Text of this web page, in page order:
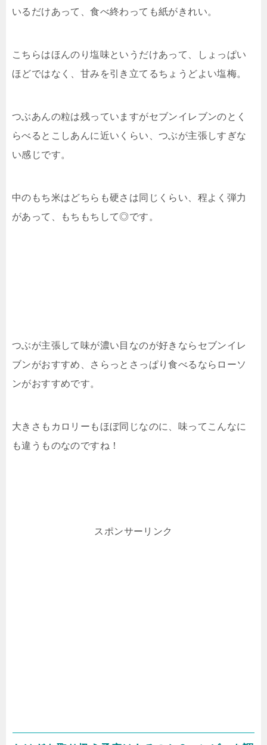
いるだけあって、食べ終わっても紙がきれい。
こちらはほんのり塩味というだけあって、しょっぱい
ほどではなく、甘みを引き立てるちょうどよい塩梅。
つぶあんの粒は残っていますがセブンイレブンのとく
らべるとこしあんに近いくらい、つぶが主張しすぎな
い感じです。
中のもち米はどちらも硬さは同じくらい、程よく弾力
があって、もちもちして◎です。
つぶが主張して味が濃い目なのが好きならセブンイレ
ブンがおすすめ、さらっとさっぱり食べるならローソ
ンがおすすめです。
大きさもカロリーもほぼ同じなのに、味ってこんなに
も違うものなのですね！
スポンサーリンク